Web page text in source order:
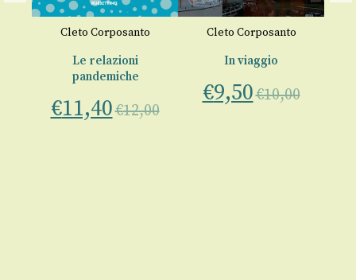
Cleto Corposanto
Le relazioni
pandemiche
€11,40€12,00
Cleto Corposanto
In viaggio
€9,50€10,00